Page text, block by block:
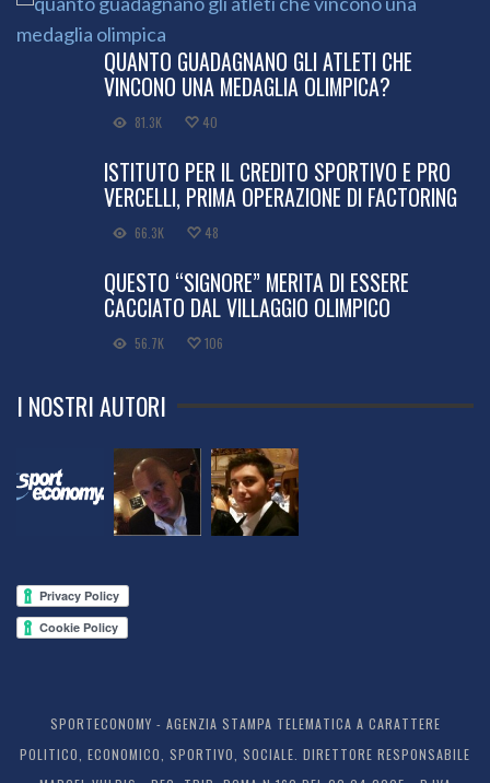
QUANTO GUADAGNANO GLI ATLETI CHE
VINCONO UNA MEDAGLIA OLIMPICA?
81.3K 40
ISTITUTO PER IL CREDITO SPORTIVO E PRO
VERCELLI, PRIMA OPERAZIONE DI FACTORING
66.3K 48
QUESTO “SIGNORE” MERITA DI ESSERE
CACCIATO DAL VILLAGGIO OLIMPICO
56.7K 106
I NOSTRI AUTORI
SPORTECONOMY - AGENZIA STAMPA TELEMATICA A CARATTERE
POLITICO, ECONOMICO, SPORTIVO, SOCIALE. DIRETTORE RESPONSABILE